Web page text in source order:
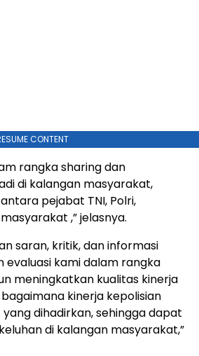
CONTENT
rangka sharing dan
di kalangan masyarakat,
pejabat TNI, Polri,
,” jelasnya.
saran, kritik, dan informasi
evaluasi kami dalam rangka
meningkatkan kualitas kinerja
kinerja kepolisian
dihadirkan, sehingga dapat
di kalangan masyarakat,”